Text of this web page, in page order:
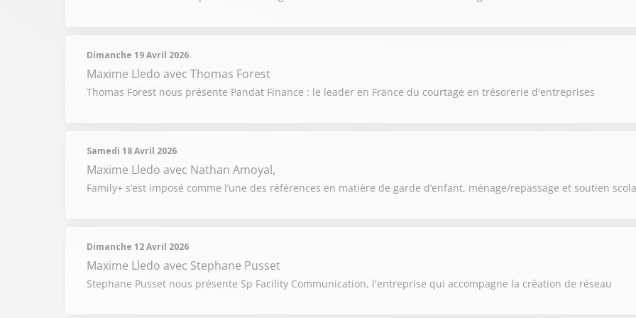
Dimanche 19 Avril 2026
Maxime Lledo avec Thomas Forest
Thomas Forest nous présente Pandat Finance : le leader en France du courtage en trésorerie d'entreprises
Samedi 18 Avril 2026
Maxime Lledo avec Nathan Amoyal,
Family+ s’est imposé comme l’une des références en matière de garde d’enfant, ménage/repassage et soutien
Dimanche 12 Avril 2026
Maxime Lledo avec Stephane Pusset
Stephane Pusset nous présente Sp Facility Communication, l'entreprise qui accompagne la création de réseau